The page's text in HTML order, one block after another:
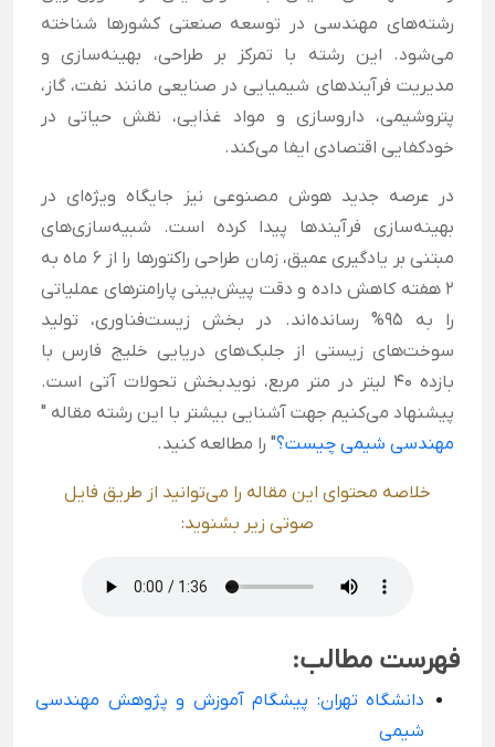
رشته‌های مهندسی در توسعه صنعتی کشورها شناخته
می‌شود. این رشته با تمرکز بر طراحی، بهینه‌سازی و
مدیریت فرآیندهای شیمیایی در صنایعی مانند نفت، گاز،
پتروشیمی، داروسازی و مواد غذایی، نقش حیاتی در
خودکفایی اقتصادی ایفا می‌کند.
در عرصه جدید هوش مصنوعی نیز جایگاه ویژه‌ای در
بهینه‌سازی فرآیندها پیدا کرده است. شبیه‌سازی‌های
مبتنی بر یادگیری عمیق، زمان طراحی راکتورها را از ۶ ماه به
۲ هفته کاهش داده و دقت پیش‌بینی پارامترهای عملیاتی
را به ۹۵% رسانده‌اند. در بخش زیست‌فناوری، تولید
سوخت‌های زیستی از جلبک‌های دریایی خلیج فارس با
بازده ۴۰ لیتر در متر مربع، نویدبخش تحولات آتی است.
پیشنهاد می‌کنیم جهت آشنایی بیشتر با این رشته مقاله "
مهندسی شیمی چیست؟" را مطالعه کنید.
خلاصه محتوای این مقاله را می‌توانید از طریق فایل
صوتی زیر بشنوید:
فهرست مطالب:
دانشگاه تهران: پیشگام آموزش و پژوهش مهندسی
شیمی